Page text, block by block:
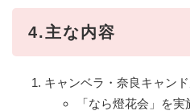
4.主な内容
キャンベラ・奈良キャン
「なら燈花会」を